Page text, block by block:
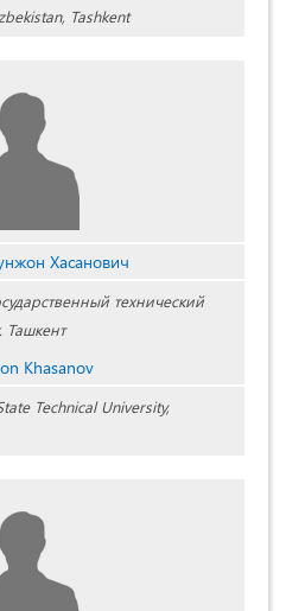
Tashkent
Хасанович
технический
Ташкент
Khasanov
Technical University,